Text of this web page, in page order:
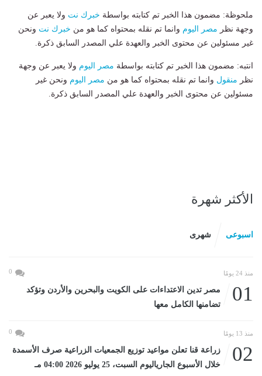
ملحوظة: مضمون هذا الخبر تم كتابته بواسطة خبرك نت ولا يعبر عن
وجهة نظر مصر اليوم وانما تم نقله بمحتواه كما هو من خبرك نت ونحن
غير مسئولين عن محتوى الخبر والعهدة علي المصدر السابق ذكرة.
انتبه: مضمون هذا الخبر تم كتابته بواسطة مصر اليوم ولا يعبر عن وجهة
نظر منقول وانما تم نقله بمحتواه كما هو من مصر اليوم ونحن غير
مسئولين عن محتوى الخبر والعهدة علي المصدر السابق ذكرة.
الأكثر شهرة
اسبوعى شهرى
منذ 24 يومًا 0
01
مصر تدين الاعتداءات على الكويت والبحرين والأردن وتؤكد
تضامنها الكامل معها
منذ 13 يومًا 0
02
زراعة قنا تعلن مواعيد توزيع الجمعيات الزراعية صرف الأسمدة
خلال الأسبوع الجارياليوم السبت، 25 يوليو 2026 04:00 مـ